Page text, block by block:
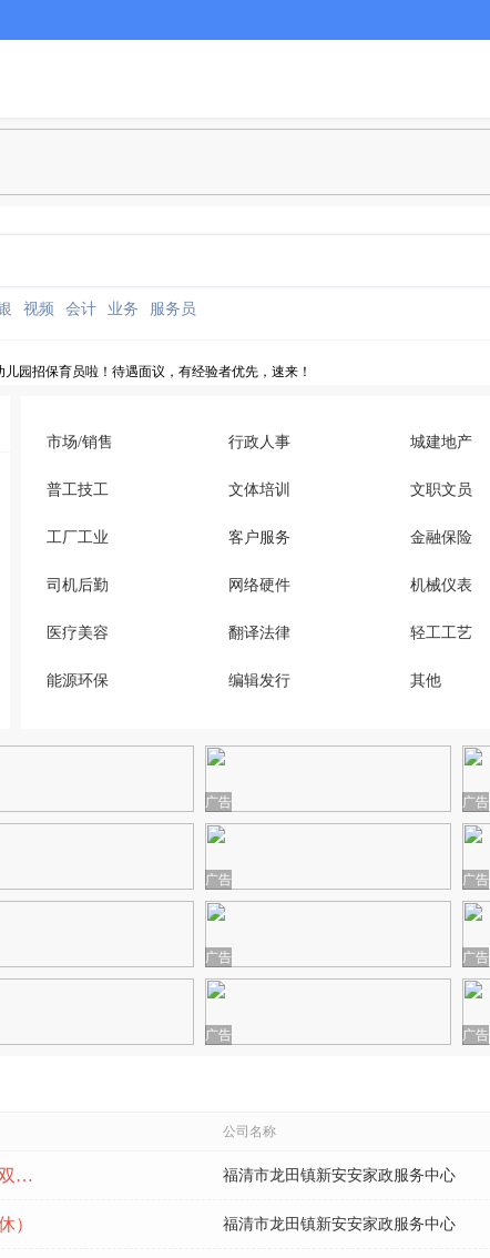
视频 会计 业务 服务员
园招保育员啦！待遇面议，有经验者优先，速来！
助理岗位，双休+8小时工作制+五险一金！点击报名~
31日截止报名
事人员，点击报名~
再到处乱问了！本地真实招聘群，免费推荐工作， 靠谱岗位直接对接👇
市场/销售 行政人事 城建地产
普工技工 文体培训 文职文员
工厂工业 客户服务 金融保险
司机后勤 网络硬件 机械仪表
医疗美容 翻译法律 轻工工艺
能源环保 编辑发行 其他
广告 广告
广告 广告
广告 广告
广告 广告
公司名称
快速入职 托管辅导师（低年级+周末双休+包吃包住） 福清市龙田镇新安安家政服务中心
） 福清市龙田镇新安安家政服务中心